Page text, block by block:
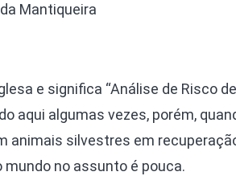
Mantiqueira
e significa “Análise de Risco
aqui algumas vezes, porém,
animais silvestres em
no assunto é pouca.